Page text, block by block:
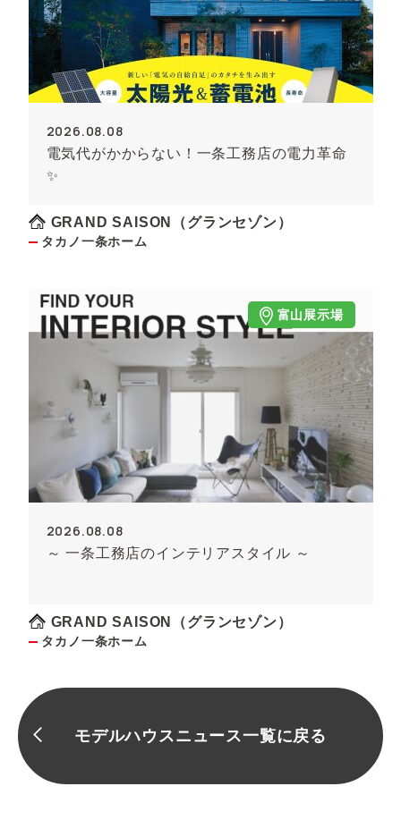
2026.08.08
電気代がかからない！一条工務店の電力革命
✨
GRAND SAISON（グランセゾン）
タカノ一条ホーム
富山展示場
2026.08.08
～ 一条工務店のインテリアスタイル ～
GRAND SAISON（グランセゾン）
タカノ一条ホーム
モデルハウスニュース一覧に戻る